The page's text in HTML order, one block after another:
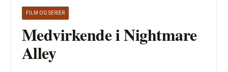
FILM OG SERIER
Medvirkende i Nightmare
Alley